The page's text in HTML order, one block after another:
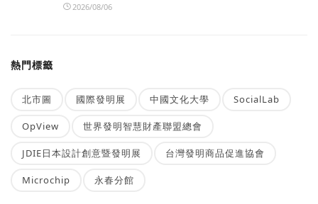
2026/08/06
熱門標籤
北市圖 國際發明展 中國文化大學 SocialLab
OpView 世界發明智慧財產聯盟總會
JDIE日本設計創意暨發明展 台灣發明商品促進協會
Microchip 永春分館